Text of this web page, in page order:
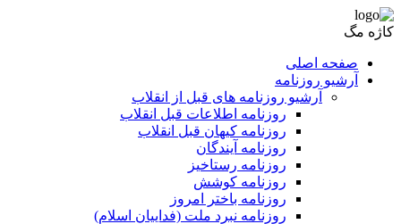
کاژه مگ
صفحه اصلی
آرشیو روزنامه
آرشیو روزنامه های قبل از انقلاب
روزنامه اطلاعات قبل انقلاب
روزنامه کیهان قبل انقلاب
روزنامه آیندگان
روزنامه رستاخیز
روزنامه کوشش
روزنامه باختر امروز
روزنامه نبرد ملت (فداییان اسلام)